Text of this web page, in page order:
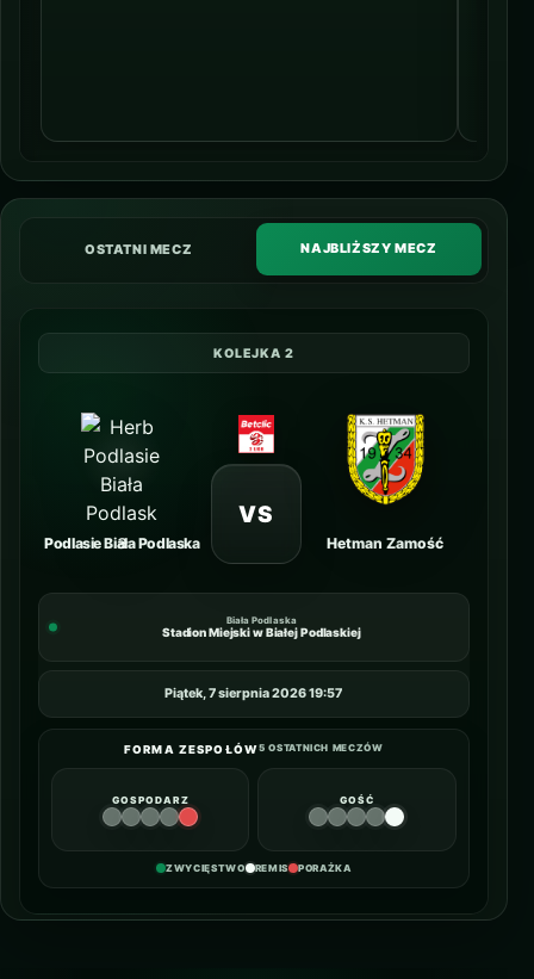
OSTATNI MECZ NAJBLIŻSZY MECZ
KOLEJKA 2
Podlasie Biała Podlaska
VS
Hetman Zamość
Biała Podlaska
Stadion Miejski w Białej Podlaskiej
Piątek, 7 sierpnia 2026 19:57
FORMA ZESPOŁÓW5 OSTATNICH MECZÓW
GOSPODARZ GOŚĆ
ZWYCIĘSTWO REMIS PORAŻKA